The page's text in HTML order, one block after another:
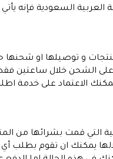
فقط وذلك في حالة إذا كانت قيمة المنتجات هي أقل
و توصيلها او شحنها
الشحن خلال ساعتين
الاعتماد على خدمة
التي قمت بشرائها
يمكنك ان تقوم بطلب أي